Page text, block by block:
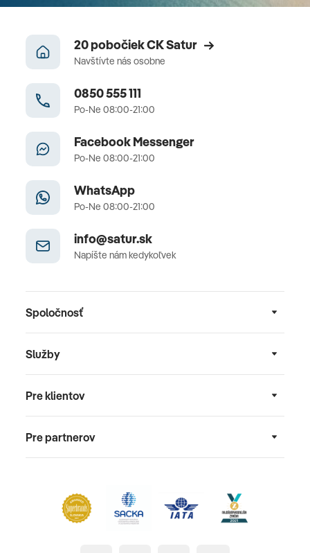
20 pobočiek CK Satur
Navštívte nás osobne
0850 555 111
Po-Ne 08:00-21:00
Facebook Messenger
Po-Ne 08:00-21:00
WhatsApp
Po-Ne 08:00-21:00
info@satur.sk
Napíšte nám kedykoľvek
Spoločnosť
Služby
Pre klientov
Pre partnerov